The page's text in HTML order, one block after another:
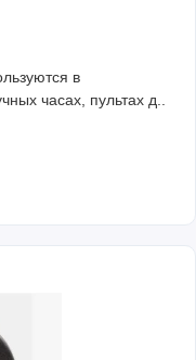
в
часах, пультах д..